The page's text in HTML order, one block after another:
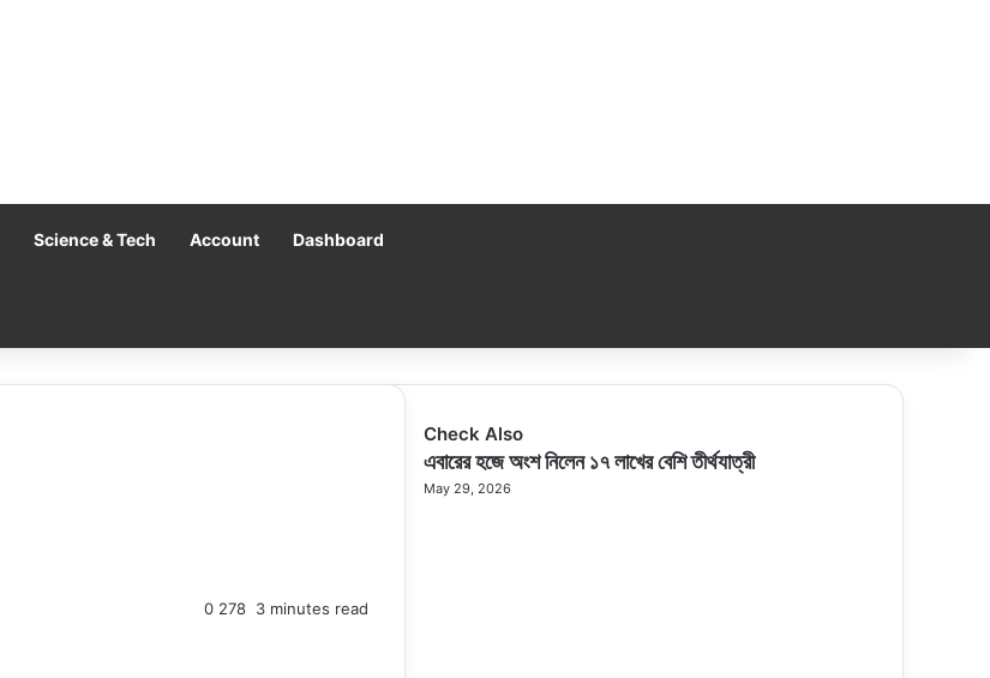
Science & Tech Account Dashboard
0 278 3 minutes read
Check Also
Close
এবারের হজে অংশ নিলেন ১৭ লাখের বেশি তীর্থযাত্রী
May 29, 2026